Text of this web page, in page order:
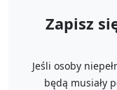
Zapisz
Jeśli osoby
będą musiały